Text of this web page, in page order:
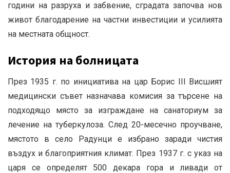
години на разруха и забвение, сградата започва нов
живот благодарение на частни инвестиции и усилията
на местната общност.
История на болницата
През 1935 г. по инициатива на цар Борис III Висшият
медицински съвет назначава комисия за търсене на
подходящо място за изграждане на санаториум за
лечение на туберкулоза. След 20-месечно проучване,
мястото в село Радунци е избрано заради чистия
въздух и благоприятния климат. През 1937 г. с указ на
царя се определят 500 декара гора и ливади от